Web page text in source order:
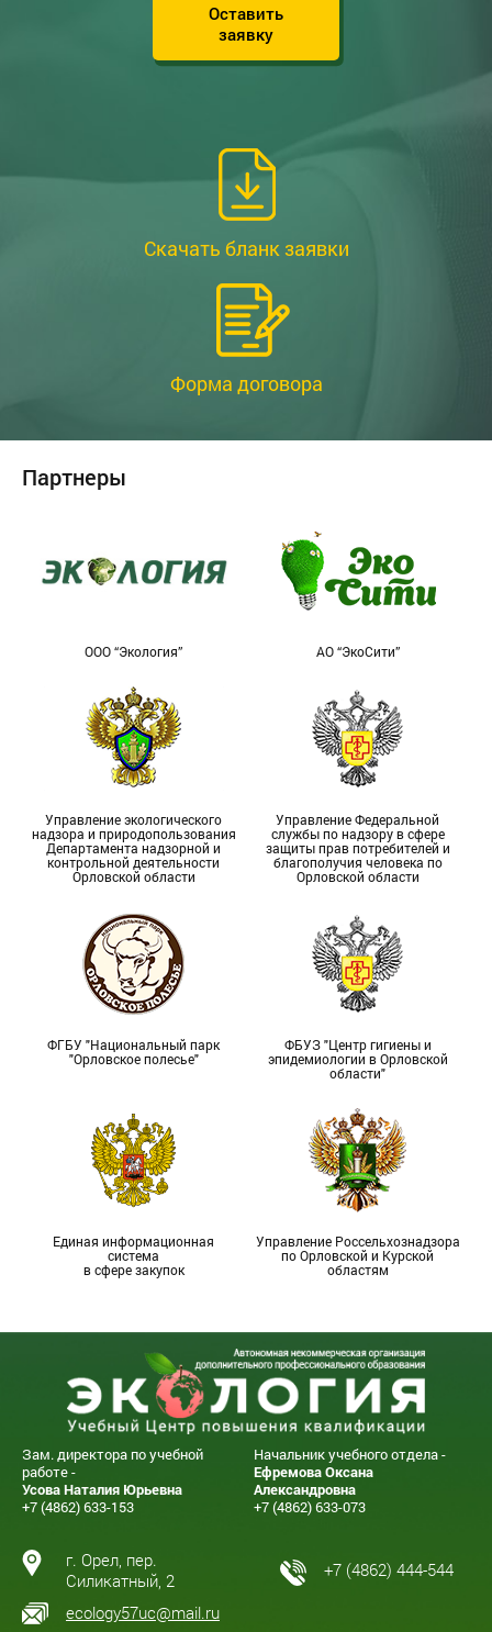
Оставить
заявку
Скачать бланк заявки
Форма договора
Партнеры
ООО “Экология” АО “ЭкоСити”
Управление экологического
надзора и природопользования
Департамента надзорной и
контрольной деятельности
Орловской области
Управление Федеральной
службы по надзору в сфере
защиты прав потребителей и
благополучия человека по
Орловской области
ФГБУ "Национальный парк
"Орловское полесье"
ФБУЗ "Центр гигиены и
эпидемиологии в Орловской
области"
Единая информационная
система
в сфере закупок
Управление Россельхознадзора
по Орловской и Курской
областям
Зам. директора по учебной
работе -
Усова Наталия Юрьевна
+7 (4862) 633-153
Начальник учебного отдела -
Ефремова Оксана
Александровна
+7 (4862) 633-073
г. Орел, пер.
Силикатный, 2
+7 (4862) 444-544
ecology57uc@mail.ru